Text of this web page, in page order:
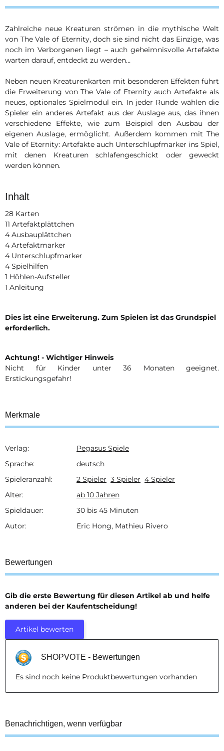
Zahlreiche neue Kreaturen strömen in die mythische Welt
von The Vale of Eternity, doch sie sind nicht das Einzige, was
noch im Verborgenen liegt – auch geheimnisvolle Artefakte
warten darauf, entdeckt zu werden…
Neben neuen Kreaturenkarten mit besonderen Effekten führt
die Erweiterung von The Vale of Eternity auch Artefakte als
neues, optionales Spielmodul ein. In jeder Runde wählen die
Spieler ein anderes Artefakt aus der Auslage aus, das ihnen
verschiedene Effekte, wie zum Beispiel den Ausbau der
eigenen Auslage, ermöglicht. Außerdem kommen mit The
Vale of Eternity: Artefakte auch Unterschlupfmarker ins Spiel,
mit denen Kreaturen schlafengeschickt oder geweckt
werden können.
Inhalt
28 Karten
11 Artefaktplättchen
4 Ausbauplättchen
4 Artefaktmarker
4 Unterschlupfmarker
4 Spielhilfen
1 Höhlen-Aufsteller
1 Anleitung
Dies ist eine Erweiterung. Zum Spielen ist das Grundspiel
erforderlich.
Achtung! - Wichtiger Hinweis
Nicht für Kinder unter 36 Monaten geeignet.
Erstickungsgefahr!
Merkmale
Produkteigenschaft
Wert
Verlag:
Pegasus Spiele
Sprache:
deutsch
Spieleranzahl:
2 Spieler 3 Spieler 4 Spieler
Alter:
ab 10 Jahren
Spieldauer:
30 bis 45 Minuten
Autor:
Eric Hong, Mathieu Rivero
Bewertungen
Gib die erste Bewertung für diesen Artikel ab und helfe
anderen bei der Kaufentscheidung!
Artikel bewerten
SHOPVOTE - Bewertungen
Es sind noch keine Produktbewertungen vorhanden
Benachrichtigen, wenn verfügbar